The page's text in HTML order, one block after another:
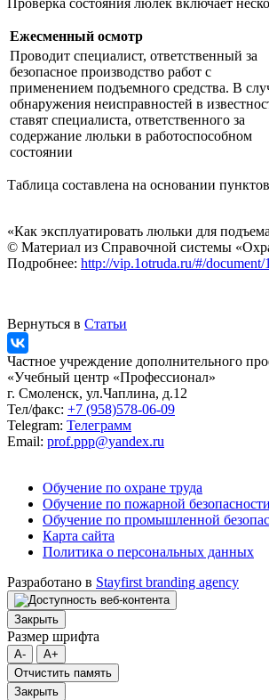
Проверка состояния люлек включает
Ежесменный осмотр
Проводит специалист, ответственный за
безопасное производство работ с
применением подъемного средства. В
обнаружения неисправностей в
ставят специалиста, ответственного за
содержание люльки в работоспособном
состоянии
Таблица составлена на основании
«Как эксплуатировать люльки для
© Материал из Справочной системы
Подробнее: http://vip.1otruda.ru/#/
Вернуться в Статьи
Частное учреждение дополнительного
«Учебный центр «Профессионал»
г. Смоленск, ул.Чаплина, д.12
Тел/факс: +7 (958)578-06-09
Telegram: Телеграмм
Email: prof.ppp@yandex.ru
Обучение по охране труда
Обучение по пожарной безопасности
Обучение по промышленной
Карта сайта
Политика о персональных данных
Разработано в Stayfirst branding agency
Закрыть
Размер шрифта
A-
A+
Отчистить память
Закрыть